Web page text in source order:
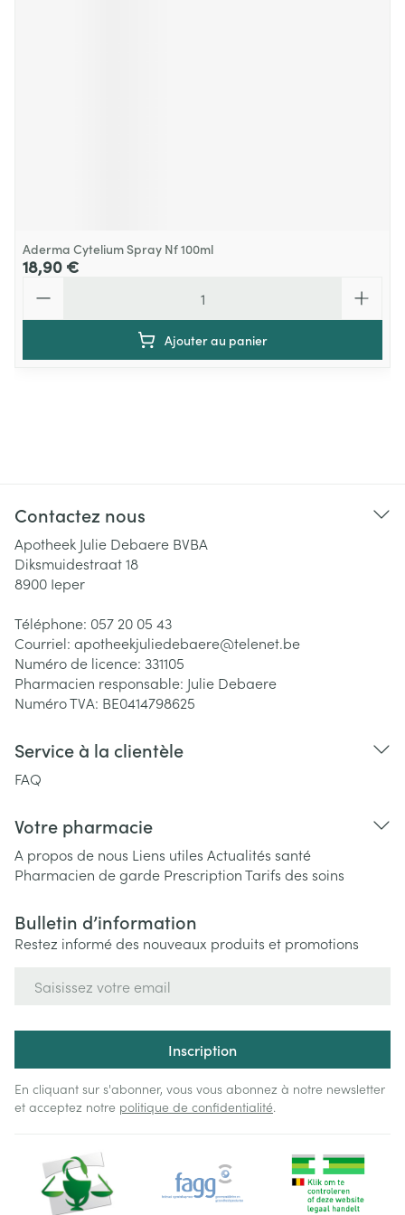
Aderma Cytelium Spray Nf 100ml
18,90 €
Ajouter au panier
Contactez nous
Apotheek Julie Debaere BVBA
Diksmuidestraat 18
8900 Ieper
Téléphone: 057 20 05 43
Courriel: apotheekjuliedebaere@telenet.be
Numéro de licence: 331105
Pharmacien responsable: Julie Debaere
Numéro TVA: BE0414798625
Service à la clientèle
FAQ
Votre pharmacie
A propos de nous Liens utiles Actualités santé
Pharmacien de garde PrescriptionTarifs des soins
Bulletin d’information
Restez informé des nouveaux produits et promotions
Inscription
En cliquant sur s'abonner, vous vous abonnez à notre newsletter
et acceptez notre politique de confidentialité.